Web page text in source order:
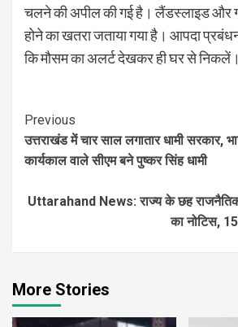
चलने की अपील की गई है। लैंडस्लाइड और
होने का खतरा जताया गया है। आपदा
कि मौसम का अलर्ट देखकर ही घर से निकलें।
Continue
Reading
Previous
उत्तराखंड में चार साल लगातार धामी सरकार,
कार्यकाल वाले सीएम बने पुष्कर सिंह धामी
Uttarahand News: राज्य के छह
का नोटिस, 15
More Stories